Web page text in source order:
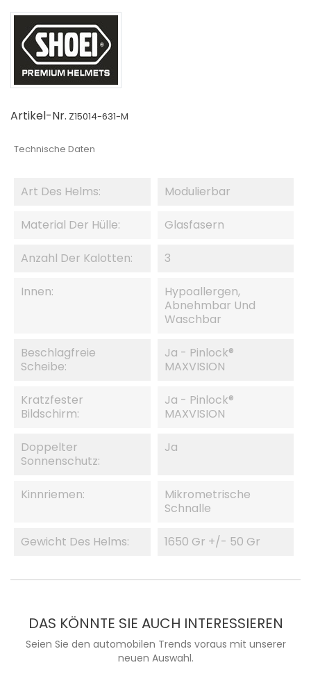
Artikel-Nr. Z15014-631-M
Technische Daten
Art Des Helms: Modulierbar
Material Der Hülle: Glasfasern
Anzahl Der Kalotten: 3
Innen:
Hypoallergen,
Abnehmbar Und
Waschbar
Beschlagfreie
Scheibe:
Ja - Pinlock®
MAXVISION
Kratzfester
Bildschirm:
Ja - Pinlock®
MAXVISION
Doppelter
Sonnenschutz:
Ja
Kinnriemen:
Mikrometrische
Schnalle
Gewicht Des Helms: 1650 Gr +/- 50 Gr
DAS KÖNNTE SIE AUCH INTERESSIEREN
Seien Sie den automobilen Trends voraus mit unserer
neuen Auswahl.